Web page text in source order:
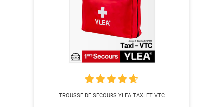
TROUSSE DE SECOURS YLEA TAXI ET VTC